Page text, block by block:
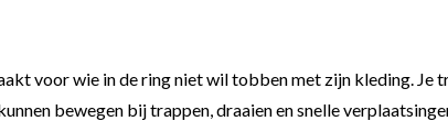
voor wie in de ring niet wil tobben met zijn kleding. Je
bewegen bij trappen, draaien en snelle